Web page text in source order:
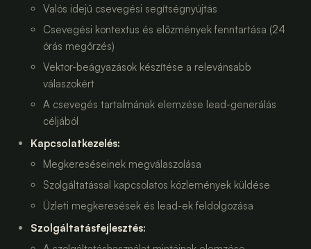
Valós idejű csevegési segítségnyújtás
Csevegési kontextus és előzmények fenntartása (24
órás megőrzés)
Vektor-beágyazások készítése a relevánsabb
válaszokért
A csevegés tartalmának elemzése lead-generálás
céljából
Kapcsolatkezelés:
Megkereséseinek megválaszolása
Szolgáltatással kapcsolatos közlemények küldése
Üzleti megkeresések és lead-ek feldolgozása
Szolgáltatásfejlesztés: